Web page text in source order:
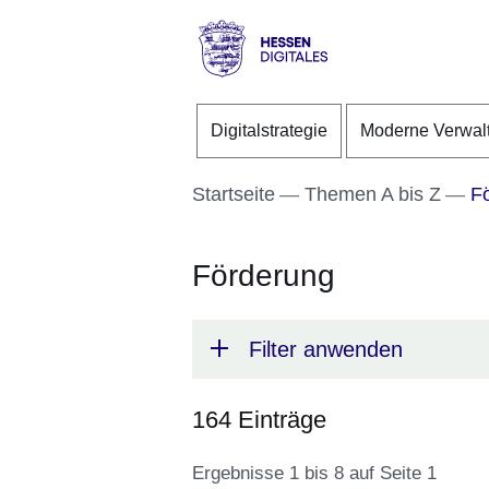
Direkt zum Kopf der
Direkt zum Inhalt
Direkt zum Fuß der
Digitales
Digitalstrategie Moderne
Startseite Themen A bis Z
Förderung
Filter anwenden
164 Einträge
Ergebnisse 1 bis 8 auf Seite 1